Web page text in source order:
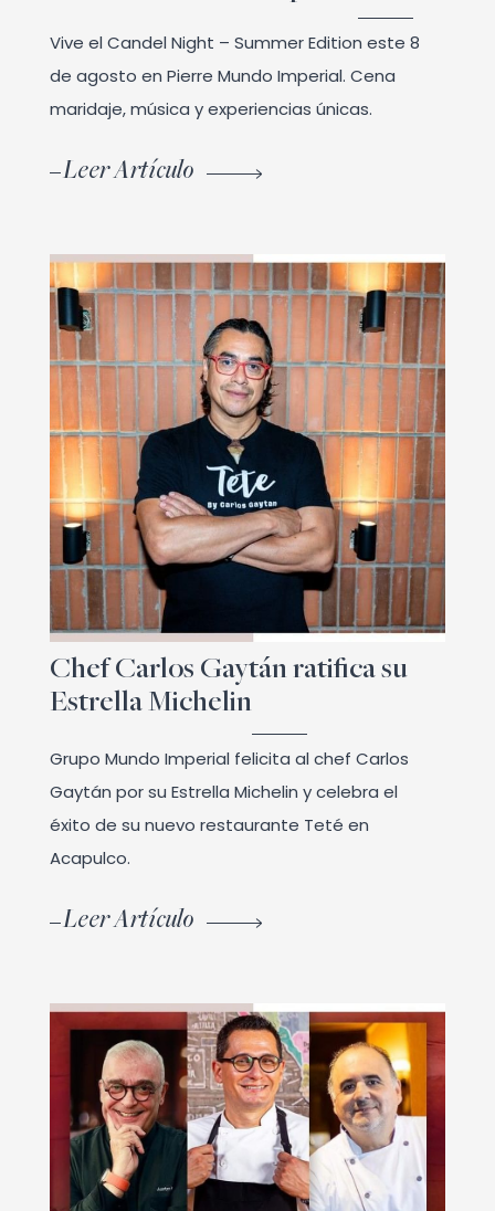
Vive el Candel Night – Summer Edition este 8
de agosto en Pierre Mundo Imperial. Cena
maridaje, música y experiencias únicas.
Leer Artículo
Chef Carlos Gaytán ratifica su
Estrella Michelin
Grupo Mundo Imperial felicita al chef Carlos
Gaytán por su Estrella Michelin y celebra el
éxito de su nuevo restaurante Teté en
Acapulco.
Leer Artículo